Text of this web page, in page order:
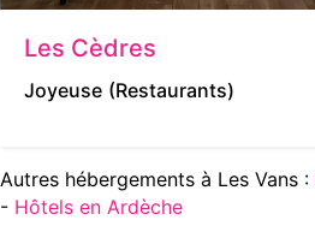
Les Cèdres
Joyeuse (Restaurants)
Autres hébergements à Les Vans :
- Hôtels en Ardèche